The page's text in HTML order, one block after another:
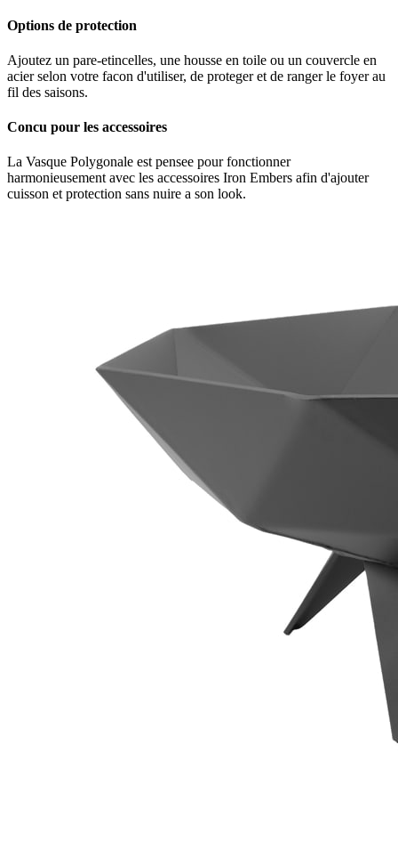
Options de protection
Ajoutez un pare-etincelles, une housse en toile ou un couvercle en
acier selon votre facon d'utiliser, de proteger et de ranger le foyer au
fil des saisons.
Concu pour les accessoires
La Vasque Polygonale est pensee pour fonctionner
harmonieusement avec les accessoires Iron Embers afin d'ajouter
cuisson et protection sans nuire a son look.